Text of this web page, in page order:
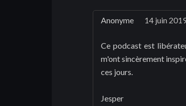
Anonyme 14 juin
Ce podcast est
m'ont sincèrement
ces jours.
Jesper